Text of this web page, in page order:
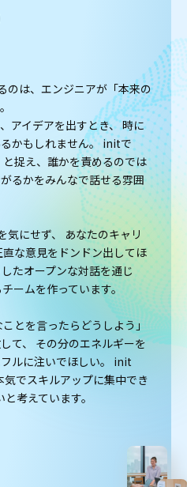
のは、エンジニアが「本来の
アイデアを出すとき、 時に
かもしれません。 initで
捉え、誰かを責めるのでは
るかをみんなで話せる雰囲
にせず、 あなたのキャリ
な意見をドンドン出してほ
たオープンな対話を通じ
ームを作っています。
ことを言ったらどうしよう」
て、 その分のエネルギーを
ルに注いでほしい。 init
気でスキルアップに集中でき
考えています。